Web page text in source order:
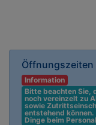
Öffnungszeiten
Information
Bitte beachten Sie,
noch vereinzelt zu
sowie
entstehend
Dinge beim